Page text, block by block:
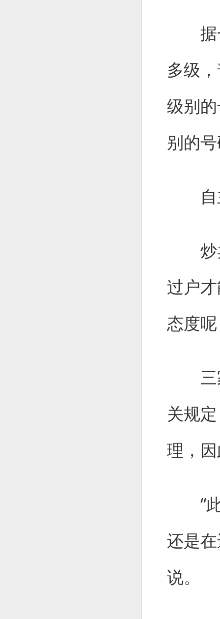
据一
多级
级别
别的
自
炒卖
过户
态度
三家
关规
理，
“此
还是
说。